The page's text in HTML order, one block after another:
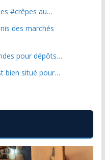
#crêpes au…
des marchés
pour dépôts…
bien situé pour…